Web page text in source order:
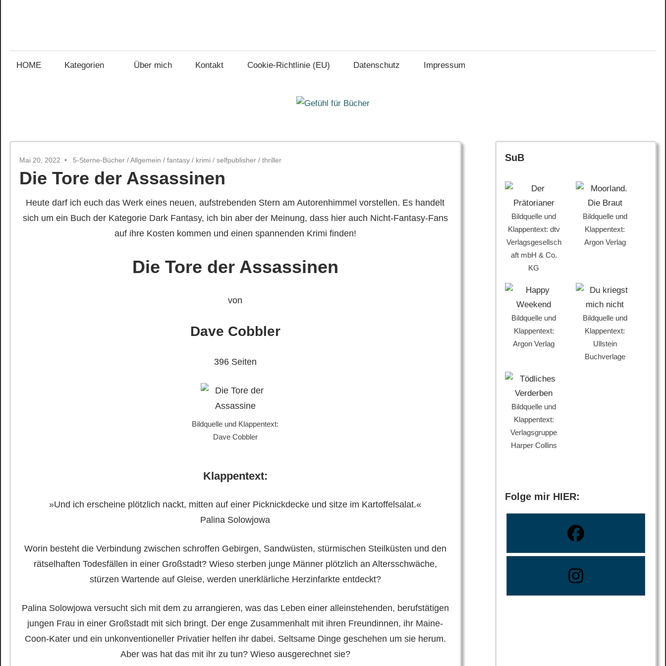
für
HOME Kategorien Über mich Kontakt Cookie-Richtlinie (EU) Datenschutz Impressum
Mai 20, 2022 5-Sterne-Bücher /Allgemein / fantasy / krimi / selfpublisher / thriller
Die Tore der Assassinen
Heute darf ich euch das Werk eines neuen, aufstrebenden Stern am Autorenhimmel vorstellen. Es handelt
sich um ein Buch der Kategorie Dark Fantasy, ich bin aber der Meinung, dass hier auch Nicht-Fantasy-Fans
auf ihre Kosten kommen und einen spannenden Krimi finden!
Die Tore der Assassinen
von
Dave Cobbler
396 Seiten
Bildquelle und Klappentext:
Dave Cobbler
Klappentext:
»Und ich erscheine plötzlich nackt, mitten auf einer Picknickdecke und sitze im Kartoffelsalat.«
Palina Solowjowa
Worin besteht die Verbindung zwischen schroffen Gebirgen, Sandwüsten, stürmischen Steilküsten und den
rätselhaften Todesfällen in einer Großstadt? Wieso sterben junge Männer plötzlich an Altersschwäche,
stürzen Wartende auf Gleise, werden unerklärliche Herzinfarkte entdeckt?
Palina Solowjowa versucht sich mit dem zu arrangieren, was das Leben einer alleinstehenden, berufstätigen
jungen Frau in einer Großstadt mit sich bringt. Der enge Zusammenhalt mit ihren Freundinnen, ihr Maine-
Coon-Kater und ein unkonventioneller Privatier helfen ihr dabei. Seltsame Dinge geschehen um sie herum.
Aber was hat das mit ihr zu tun? Wieso ausgerechnet sie?
SuB
Bildquelle und
Klappentext: dtv
Verlagsgesellsch
aft mbH & Co.
KG
Bildquelle und
Klappentext:
Argon Verlag
Bildquelle und
Klappentext:
Argon Verlag
Bildquelle und
Klappentext:
Ullstein
Buchverlage
Bildquelle und
Klappentext:
Verlagsgruppe
Harper Collins
Folge mir HIER: